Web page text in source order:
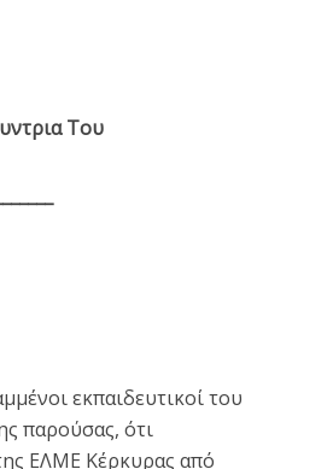
Του
εκπαιδευτικοί του
παρούσας, ότι
ΕΛΜΕ Κέρκυρας από